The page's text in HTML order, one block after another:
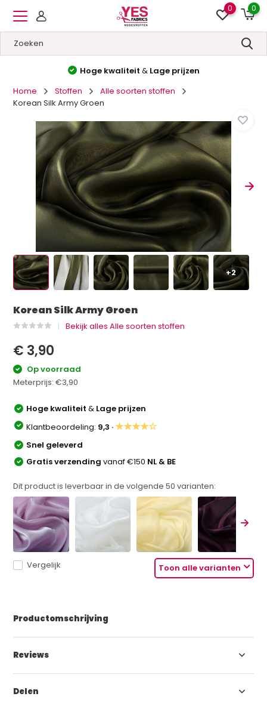
0 0
Hoge kwaliteit & Lage prijzen
Home
Stoffen
Alle soorten stoffen
Korean Silk Army Groen
+2
Korean Silk Army Groen
Bekijk alles Alle soorten stoffen
€ 3,90
Op voorraad
Meterprijs:€3,90
Hoge kwaliteit& Lage prijzen
Klantbeoordeling: 9,3 ·★★★★☆
Snel geleverd
Gratis verzendingvanaf €150 NL & BE
Dit product is leverbaar in de volgende50 varianten:
Toon alle varianten
Vergelijk
Productomschrijving
Reviews
Delen